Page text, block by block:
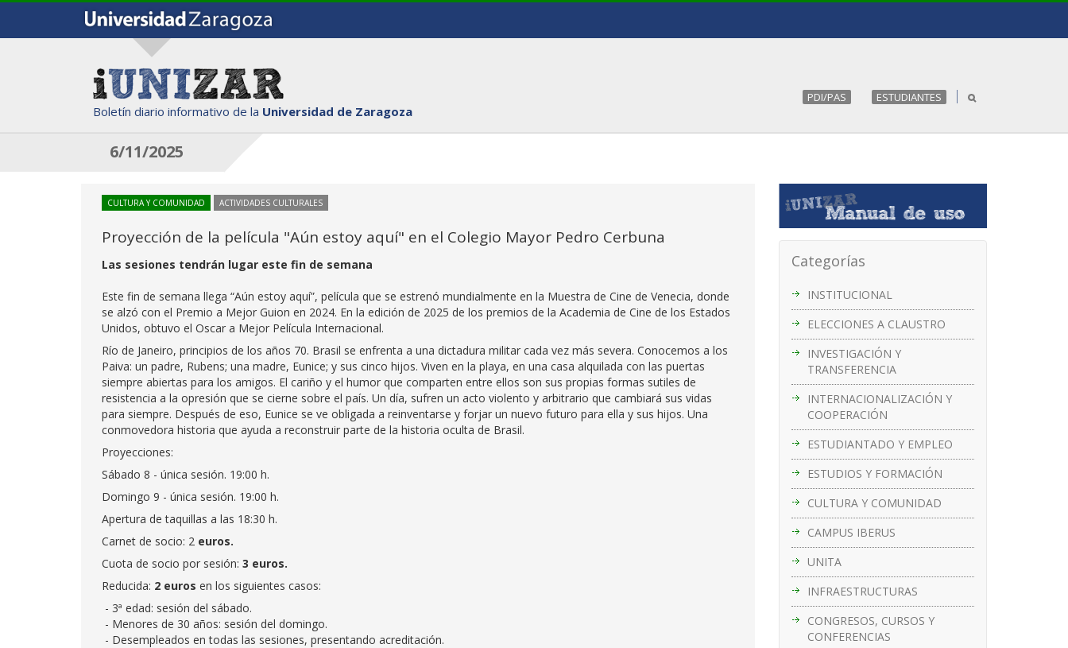
Boletín diario informativo de la Universidad de Zaragoza
PDI/PAS ESTUDIANTES
6/11/2025
Categorías
INSTITUCIONAL
ELECCIONES A CLAUSTRO
INVESTIGACIÓN Y
TRANSFERENCIA
INTERNACIONALIZACIÓN Y
COOPERACIÓN
ESTUDIANTADO Y EMPLEO
ESTUDIOS Y FORMACIÓN
CULTURA Y COMUNIDAD
CAMPUS IBERUS
UNITA
INFRAESTRUCTURAS
CONGRESOS, CURSOS Y
CONFERENCIAS
CULTURA Y COMUNIDAD ACTIVIDADES CULTURALES
Proyección de la película "Aún estoy aquí" en el Colegio Mayor Pedro Cerbuna
Las sesiones tendrán lugar este fin de semana
Este fin de semana llega “Aún estoy aquí”, película que se estrenó mundialmente en la Muestra de Cine de Venecia, donde
se alzó con el Premio a Mejor Guion en 2024. En la edición de 2025 de los premios de la Academia de Cine de los Estados
Unidos, obtuvo el Oscar a Mejor Película Internacional.
Río de Janeiro, principios de los años 70. Brasil se enfrenta a una dictadura militar cada vez más severa. Conocemos a los
Paiva: un padre, Rubens; una madre, Eunice; y sus cinco hijos. Viven en la playa, en una casa alquilada con las puertas
siempre abiertas para los amigos. El cariño y el humor que comparten entre ellos son sus propias formas sutiles de
resistencia a la opresión que se cierne sobre el país. Un día, sufren un acto violento y arbitrario que cambiará sus vidas
para siempre. Después de eso, Eunice se ve obligada a reinventarse y forjar un nuevo futuro para ella y sus hijos. Una
conmovedora historia que ayuda a reconstruir parte de la historia oculta de Brasil.
Proyecciones:
Sábado 8 - única sesión. 19:00 h.
Domingo 9 - única sesión. 19:00 h.
Apertura de taquillas a las 18:30 h.
Carnet de socio: 2 euros.
Cuota de socio por sesión: 3 euros.
Reducida: 2 euros en los siguientes casos:
- 3ª edad: sesión del sábado.
- Menores de 30 años: sesión del domingo.
- Desempleados en todas las sesiones, presentando acreditación.